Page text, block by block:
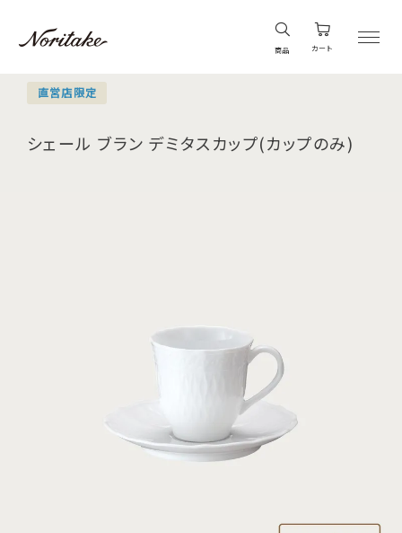
商品 カート
直営店限定
シェール ブラン デミタスカップ(カップのみ)